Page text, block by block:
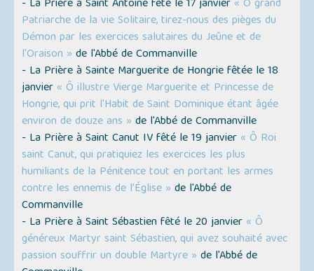
- La Prière à Saint Antoine fêté le 17 janvier « Ô grand
Patriarche de la vie Solitaire, tirez-nous des pièges du
Démon par les exercices salutaires du Jeûne et de
l'Oraison » de l'Abbé de Commanville
- La Prière à Sainte Marguerite de Hongrie fêtée le 18
janvier « Ô illustre Vierge Marguerite et Princesse de
Hongrie, qui prit l'Habit de Saint Dominique étant âgée
environ de douze ans » de l'Abbé de Commanville
- La Prière à Saint Canut IV fêté le 19 janvier « Ô Roi
saint Canut, qui pratiquiez les exercices les plus
humiliants de la Pénitence tout en portant les armes
contre les ennemis de l’Église » de l'Abbé de
Commanville
- La Prière à Saint Sébastien fêté le 20 janvier « Ô
généreux Martyr saint Sébastien, qui avez souhaité avec
passion souffrir un double Martyre » de l'Abbé de